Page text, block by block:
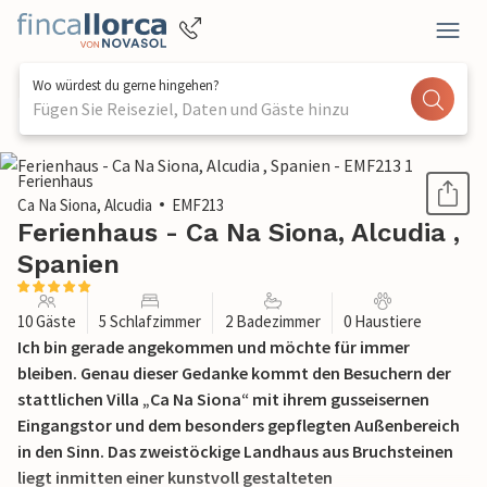
Wo würdest du gerne hingehen?
Fügen Sie Reiseziel, Daten und Gäste hinzu
1 / 47
Ferienhaus
Ca Na Siona, Alcudia
EMF213
Ferienhaus - Ca Na Siona, Alcudia ,
Spanien
10 Gäste 5 Schlafzimmer 2 Badezimmer 0 Haustiere
Ich bin gerade angekommen und möchte für immer
bleiben. Genau dieser Gedanke kommt den Besuchern der
stattlichen Villa „Ca Na Siona“ mit ihrem gusseisernen
Eingangstor und dem besonders gepflegten Außenbereich
in den Sinn. Das zweistöckige Landhaus aus Bruchsteinen
liegt inmitten einer kunstvoll gestalteten